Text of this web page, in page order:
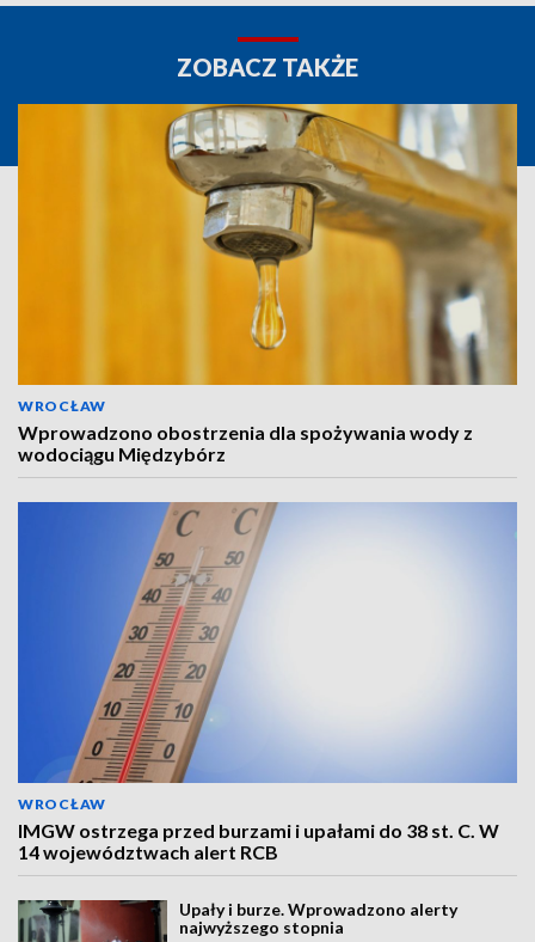
ZOBACZ TAKŻE
WROCŁAW
Wprowadzono obostrzenia dla spożywania wody z
wodociągu Międzybórz
WROCŁAW
IMGW ostrzega przed burzami i upałami do 38 st. C. W
14 województwach alert RCB
Upały i burze. Wprowadzono alerty
najwyższego stopnia